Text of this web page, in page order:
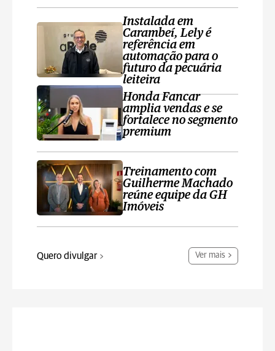
Instalada em
Carambeí, Lely é
referência em
automação para o
futuro da pecuária
leiteira
Honda Fancar
amplia vendas e se
fortalece no segmento
premium
Treinamento com
Guilherme Machado
reúne equipe da GH
Imóveis
Quero divulgar Ver mais